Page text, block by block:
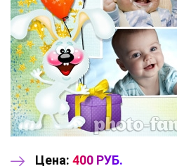
Цена: 400 РУБ.